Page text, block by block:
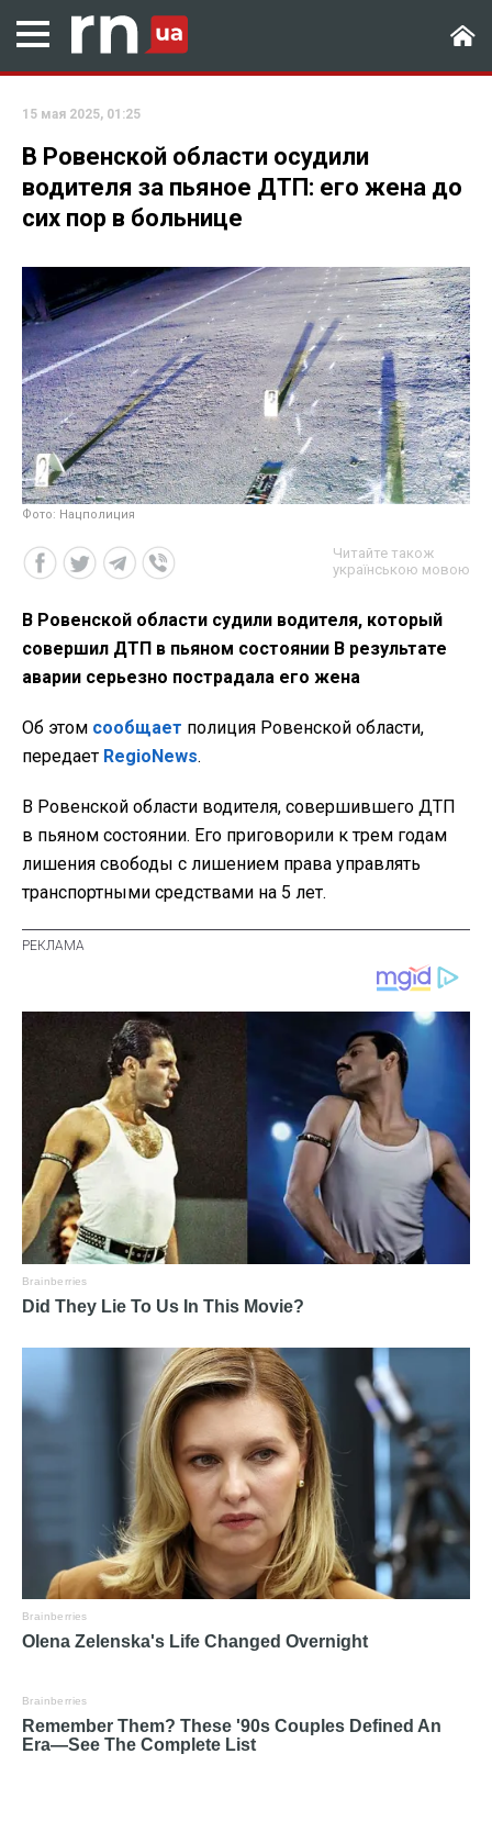
15 мая 2025, 01:25
В Ровенской области осудили
водителя за пьяное ДТП: его жена до
сих пор в больнице
Фото: Нацполиция
Читайте також
українською мовою
В Ровенской области судили водителя, который
совершил ДТП в пьяном состоянии В результате
аварии серьезно пострадала его жена
Об этом сообщает полиция Ровенской области,
передает RegioNews.
В Ровенской области водителя, совершившего ДТП
в пьяном состоянии. Его приговорили к трем годам
лишения свободы с лишением права управлять
транспортными средствами на 5 лет.